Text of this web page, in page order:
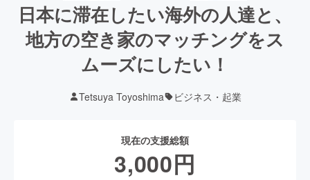
日本に滞在したい海外の人達と、
地方の空き家のマッチングをス
ムーズにしたい！
Tetsuya Toyoshima ビジネス・起業
現在の支援総額
3,000円